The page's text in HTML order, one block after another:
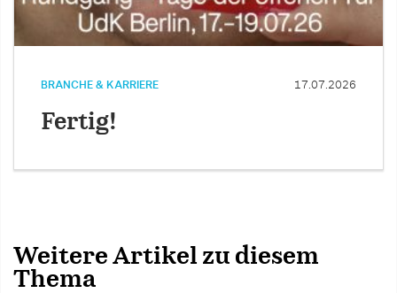
BRANCHE & KARRIERE 17.07.2026
Fertig!
Weitere Artikel zu diesem
Thema